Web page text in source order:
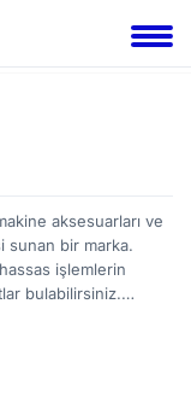
aksesuarları ve
sunan bir marka.
işlemlerin
bulabilirsiniz.
metal
tutucular sayesinde
bir şekilde